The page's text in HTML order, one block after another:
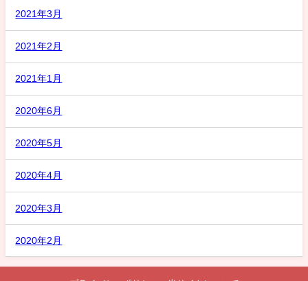
2021年3月
2021年2月
2021年1月
2020年6月
2020年5月
2020年4月
2020年3月
2020年2月